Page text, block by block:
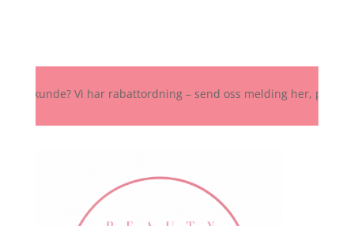
kunde? Vi har rabattordning – send oss melding her, på